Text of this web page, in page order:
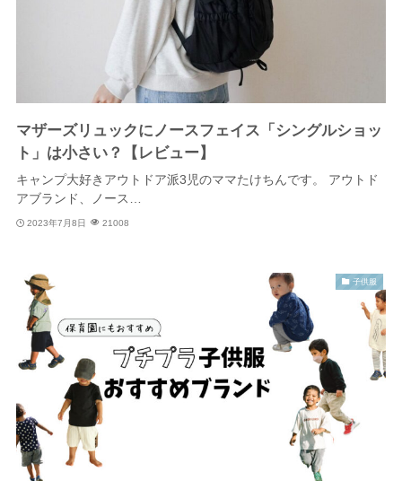
マザーズリュックにノースフェイス「シングルショッ
ト」は小さい？【レビュー】
キャンプ大好きアウトドア派3児のママたけちんです。 アウトド
アブランド、ノース…
2023年7月8日 21008
子供服